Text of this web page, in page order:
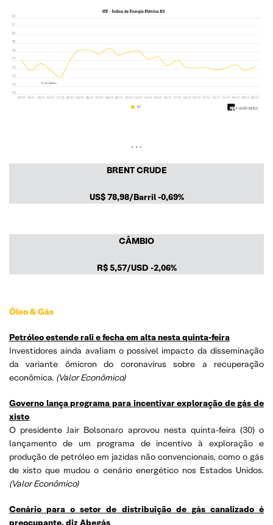
. . .
BRENT CRUDE
US$78,98/Barril-0,69%
CÂMBIO
R$5,57/USD -2,06%
Óleo & Gás
Petróleo estende rali e fecha em alta nesta quinta-feira
Investidores ainda avaliam o possível impacto da disseminação
da variante ômicron do coronavírus sobre a recuperação
econômica. (Valor Econômico)
Governo lança programa para incentivar exploração de gás de
xisto
O presidente Jair Bolsonaro aprovou nesta quinta-feira (30) o
lançamento de um programa de incentivo à exploração e
produção de petróleo em jazidas não convencionais, como o gás
de xisto que mudou o cenário energético nos Estados Unidos.
(Valor Econômico)
Cenário para o setor de distribuição de gás canalizado é
preocupante, diz Abegás